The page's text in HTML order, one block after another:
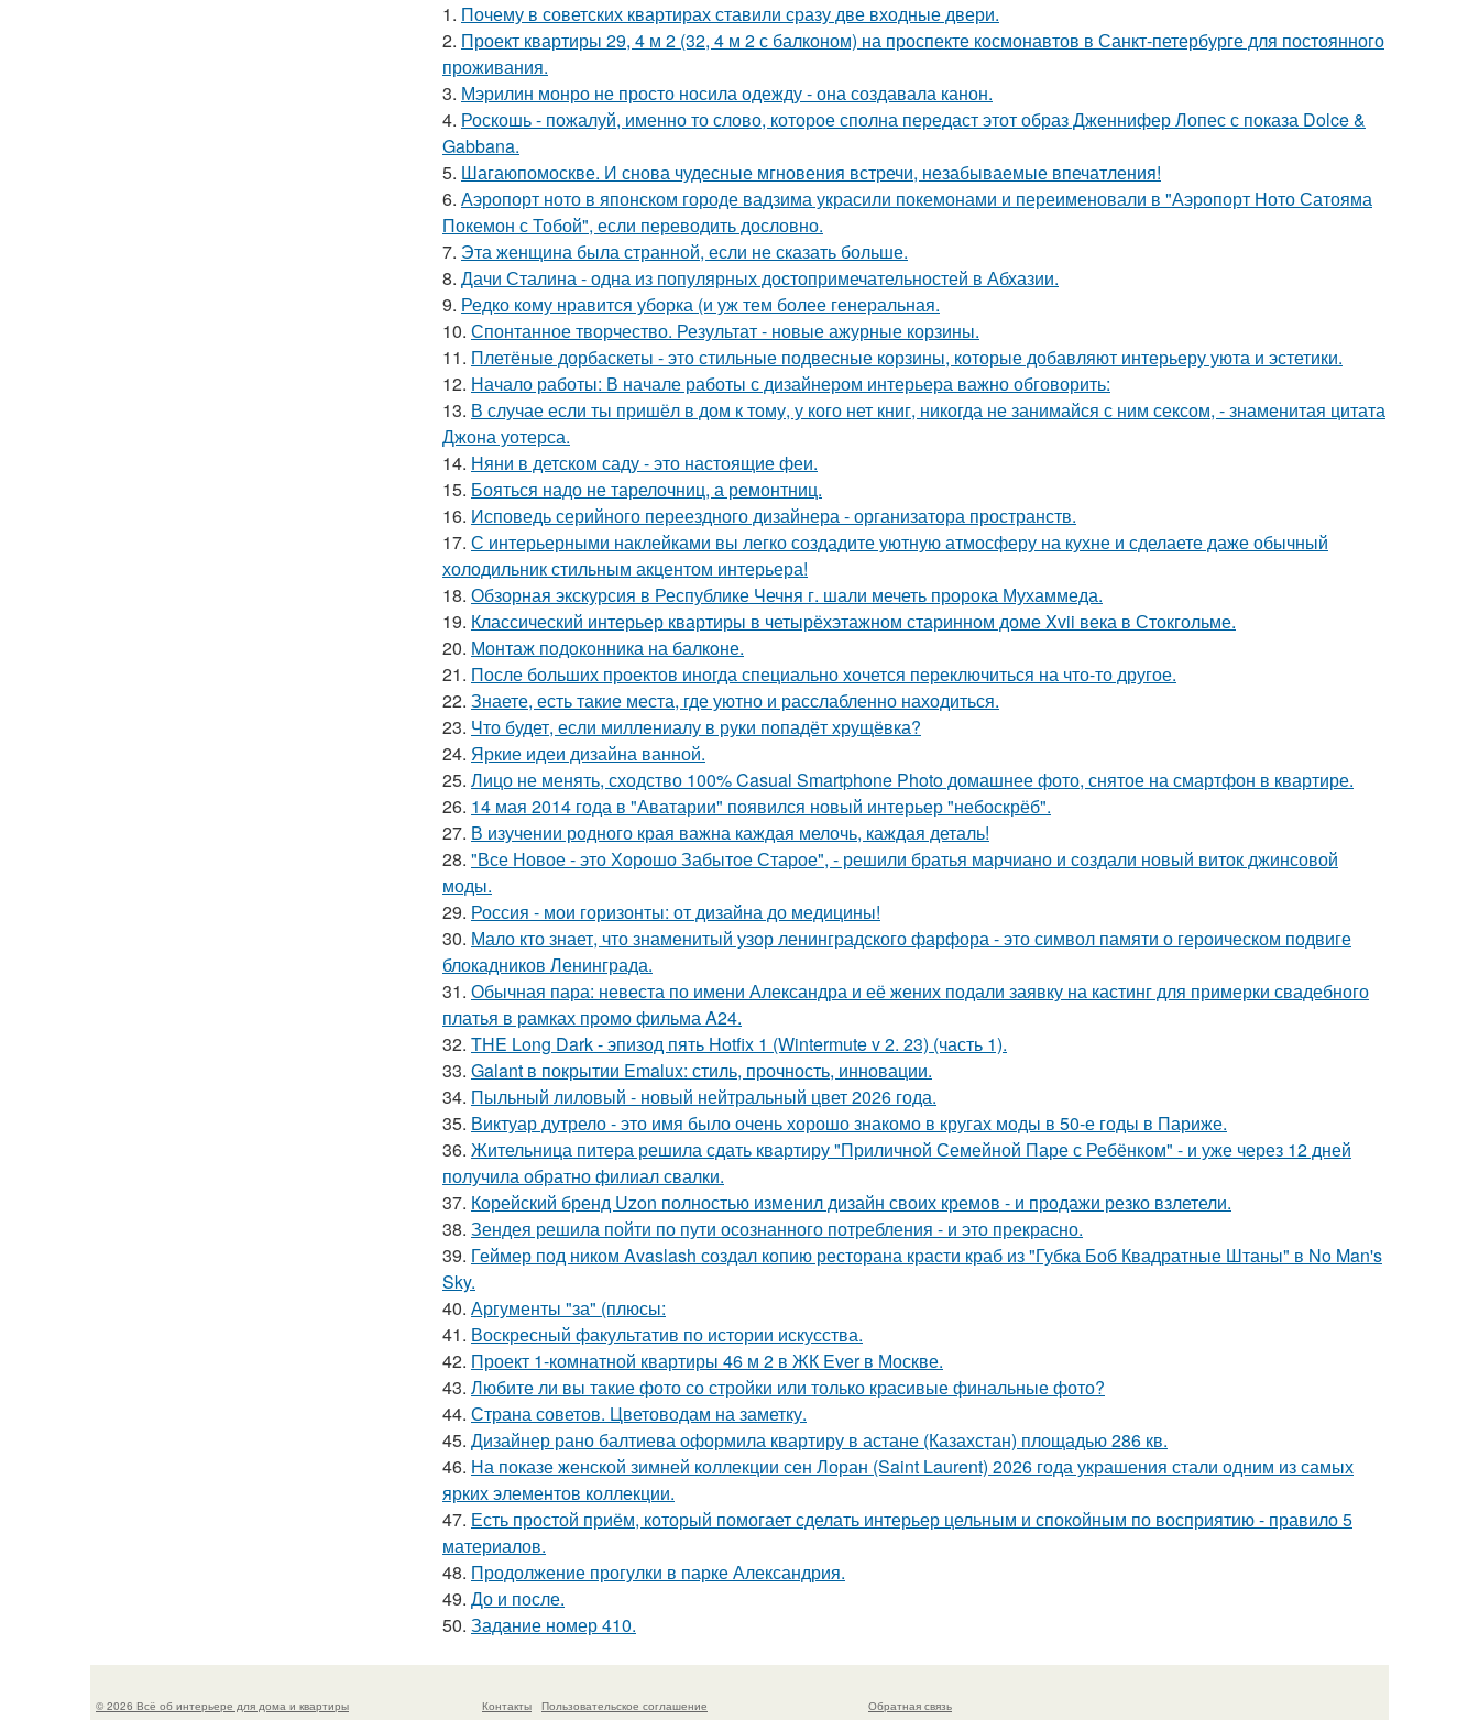
1. Почему в советских квартирах ставили сразу две входные двери.
2. Проект квартиры 29, 4 м 2 (32, 4 м 2 с балконом) на проспекте космонавтов в Санкт-петербурге для постоянного
проживания.
3. Мэрилин монро не просто носила одежду - она создавала канон.
4. Роскошь - пожалуй, именно то слово, которое сполна передаст этот образ Дженнифер Лопес с показа Dolce &
Gabbana.
5. Шагаюпомоскве. И снова чудесные мгновения встречи, незабываемые впечатления!
6. Аэропорт ното в японском городе вадзима украсили покемонами и переименовали в "Аэропорт Ното Сатояма
Покемон с Тобой", если переводить дословно.
7. Эта женщина была странной, если не сказать больше.
8. Дачи Сталина - одна из популярных достопримечательностей в Абхазии.
9. Редко кому нравится уборка (и уж тем более генеральная.
10. Спонтанное творчество. Результат - новые ажурные корзины.
11. Плетёные дорбаскеты - это стильные подвесные корзины, которые добавляют интерьеру уюта и эстетики.
12. Начало работы: В начале работы с дизайнером интерьера важно обговорить:
13. В случае если ты пришёл в дом к тому, у кого нет книг, никогда не занимайся с ним сексом, - знаменитая цитата
Джона уотерса.
14. Няни в детском саду - это настоящие феи.
15. Бояться надо не тарелочниц, а ремонтниц.
16. Исповедь серийного переездного дизайнера - организатора пространств.
17. С интерьерными наклейками вы легко создадите уютную атмосферу на кухне и сделаете даже обычный
холодильник стильным акцентом интерьера!
18. Обзорная экскурсия в Республике Чечня г. шали мечеть пророка Мухаммеда.
19. Классический интерьер квартиры в четырёхэтажном старинном доме Xvii века в Стокгольме.
20. Монтаж пoдoкoнника на балкoне.
21. После больших проектов иногда специально хочется переключиться на что-то другое.
22. Знаете, есть такие места, где уютно и расслабленно находиться.
23. Что будет, если миллениалу в руки попадёт хрущёвка?
24. Яркие идеи дизайна ванной.
25. Лицо не менять, сходство 100% Casual Smartphone Photo домашнее фото, снятое на смартфон в квартире.
26. 14 мая 2014 года в "Аватарии" появился новый интерьер "небоскрёб".
27. В изучении родного края важна каждая мелочь, каждая деталь!
28. "Все Новое - это Хорошо Забытое Старое", - решили братья марчиано и создали новый виток джинсовой
моды.
29. Россия - мои горизонты: от дизайна до медицины!
30. Мало кто знает, что знаменитый узор ленинградского фарфора - это символ памяти о героическом подвиге
блокадников Ленинграда.
31. Обычная пара: невеста по имени Александра и её жених подали заявку на кастинг для примерки свадебного
платья в рамках промо фильма A24.
32. THE Long Dark - эпизод пять Hotfix 1 (Wintermute v 2. 23) (часть 1).
33. Galant в покрытии Emalux: стиль, прочность, инновации.
34. Пыльный лиловый - новый нейтральный цвет 2026 года.
35. Виктуар дутрело - это имя было очень хорошо знакомо в кругах моды в 50-е годы в Париже.
36. Жительница питера решила сдать квартиру "Приличной Семейной Паре с Ребёнком" - и уже через 12 дней
получила обратно филиал свалки.
37. Корейский бренд Uzon полностью изменил дизайн своих кремов - и продажи резко взлетели.
38. Зендея решила пойти по пути осознанного потребления - и это прекрасно.
39. Геймер под ником Avaslash создал копию ресторана красти краб из "Губка Боб Квадратные Штаны" в No Man's
Sky.
40. Аргументы "за" (плюсы:
41. Воскресный факультатив по истории искусства.
42. Проект 1-комнатной квартиры 46 м 2 в ЖК Ever в Москве.
43. Любите ли вы такие фото со стройки или только красивые финальные фото?
44. Страна советов. Цветоводам на заметку.
45. Дизайнер рано балтиева оформила квартиру в астане (Казахстан) площадью 286 кв.
46. На показе женской зимней коллекции сен Лоран (Saint Laurent) 2026 года украшения стали одним из самых
ярких элементов коллекции.
47. Есть простой приём, который помогает сделать интерьер цельным и спокойным по восприятию - правило 5
материалов.
48. Продолжение прогулки в парке Александрия.
49. До и после.
50. Задание номер 410.
© 2026 Всё об интерьере для дома и квартиры Контакты Пользовательское соглашение Обратная связь